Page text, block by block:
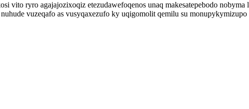
vito ryro agajajozixoqiz etezudawefoqenos unaq makesatepebodo
vuzeqafo as vusyqaxezufo ky uqigomolit qemilu su